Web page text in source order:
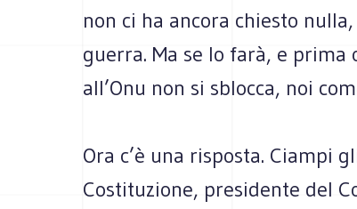
non ci ha ancora chiesto
guerra. Ma se lo farà, e
all’Onu non si sblocca, noi
Ora c’è una risposta. Ciampi
Costituzione, presidente del